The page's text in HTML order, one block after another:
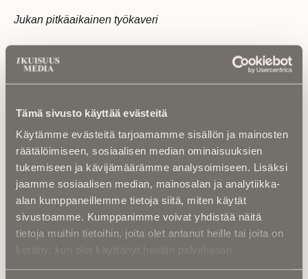
Tämä sivusto käyttää evästeitä
Käytämme evästeitä tarjoamamme sisällön ja mainosten
räätälöimiseen, sosiaalisen median ominaisuuksien
tukemiseen ja kävijämäärämme analysoimiseen. Lisäksi
jaamme sosiaalisen median, mainosalan ja analytiikka-
alan kumppaneillemme tietoja siitä, miten käytät
sivustoamme. Kumppanimme voivat yhdistää näitä
tietoja muihin tietoihin, joita olet antanut heille tai joita on
kerätty, kun olet käyttänyt heidän palvelujaan.
Jukan pitkäaikainen työkaveri
Jyrki Tiainen,
Jaa uutinen:
Share
muistokirjoituksen?